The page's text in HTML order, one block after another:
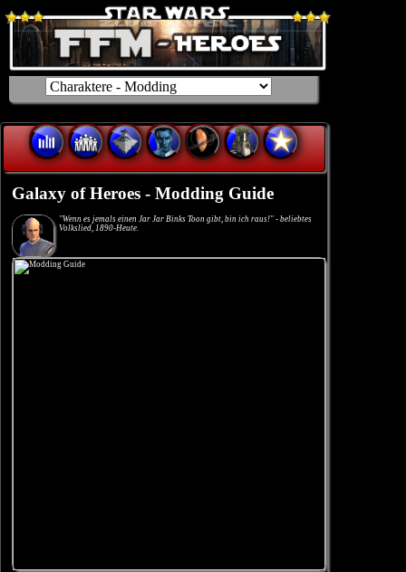
Galaxy of Heroes - Modding Guide
"Wenn es jemals einen Jar Jar Binks Toon gibt, bin ich raus!" - beliebtes
Volkslied, 1890-Heute.